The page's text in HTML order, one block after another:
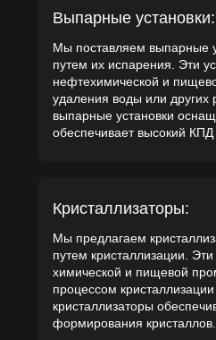
удаления воды или других
обеспечивает высокий КПД и снижение
кристаллизаторы обеспечивают высокую
Кристаллизаторы:
Мы поставляем паровые и водогрейные
пара и горячей воды для промышленных
Паровые и водогрейные котлы: